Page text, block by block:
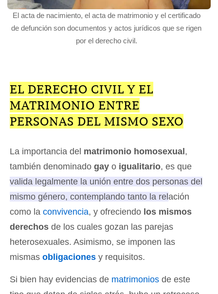
El acta de nacimiento, el acta de matrimonio y el certificado
de defunción son documentos y actos jurídicos que se rigen
por el derecho civil.
EL DERECHO CIVIL Y EL
MATRIMONIO ENTRE
PERSONAS DEL MISMO SEXO
La importancia del matrimonio homosexual,
también denominado gay o igualitario, es que
valida legalmente la unión entre dos personas del
mismo género, contemplando tanto la relación
como la convivencia, y ofreciendo los mismos
derechos de los cuales gozan las parejas
heterosexuales. Asimismo, se imponen las
mismas obligaciones y requisitos.
Si bien hay evidencias de matrimonios de este